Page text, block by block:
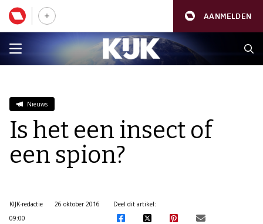
AANMELDEN
Nieuws
Is het een insect of
een spion?
KIJK-redactie
26 oktober 2016
09:00
Deel dit artikel: